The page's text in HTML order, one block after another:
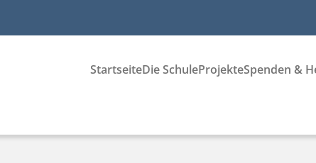
StartseiteDie SchuleProjekteSpenden &